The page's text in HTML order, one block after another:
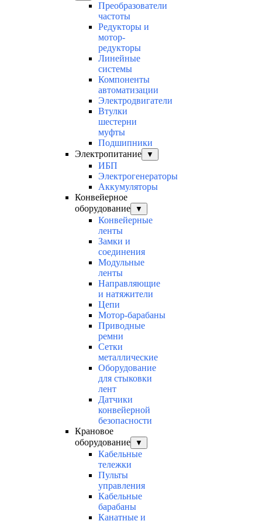
Преобразователи
частоты
Редукторы и
мотор-
редукторы
Линейные
системы
Компоненты
автоматизации
Электродвигатели
Втулки
шестерни
муфты
Подшипники
Электропитание
▼
ИБП
Электрогенераторы
Аккумуляторы
Конвейерное
оборудование
▼
Конвейерные
ленты
Замки и
соединения
Модульные
ленты
Направляющие
и натяжители
Цепи
Мотор-барабаны
Приводные
ремни
Сетки
металлические
Оборудование
для стыковки
лент
Датчики
конвейерной
безопасности
Крановое
оборудование
▼
Кабельные
тележки
Пульты
управления
Кабельные
барабаны
Канатные и